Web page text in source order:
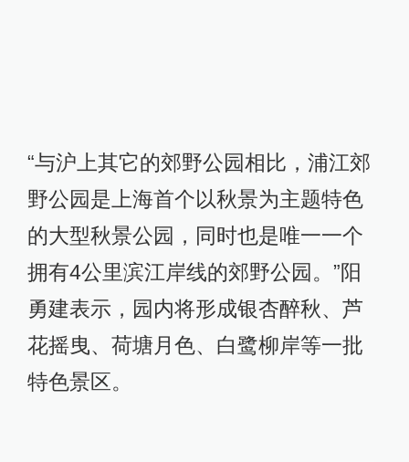
“与沪上其它的郊野公园相比，浦江郊
野公园是上海首个以秋景为主题特色
的大型秋景公园，同时也是唯一一个
拥有4公里滨江岸线的郊野公园。”阳
勇建表示，园内将形成银杏醉秋、芦
花摇曳、荷塘月色、白鹭柳岸等一批
特色景区。